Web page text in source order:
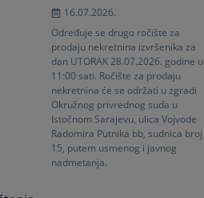
16.07.2026.
Određuje se drugo ročište za
prodaju nekretnina izvršenika za
dan UTORAK 28.07.2026. godine u
11:00 sati. Ročište za prodaju
nekretnina će se održati u zgradi
Okružnog privrednog suda u
Istočnom Sarajevu, ulica Vojvode
Radomira Putnika bb, sudnica broj
15, putem usmenog i javnog
nadmetanja.